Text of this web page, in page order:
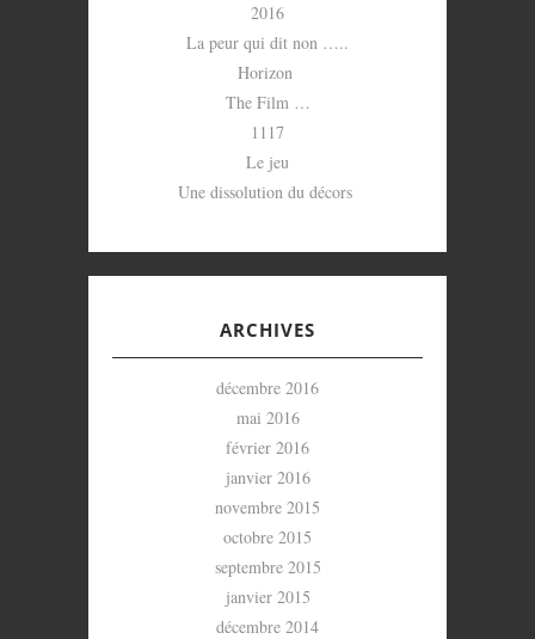
2016
La peur qui dit non …..
Horizon
The Film …
1117
Le jeu
Une dissolution du décors
ARCHIVES
décembre 2016
mai 2016
février 2016
janvier 2016
novembre 2015
octobre 2015
septembre 2015
janvier 2015
décembre 2014